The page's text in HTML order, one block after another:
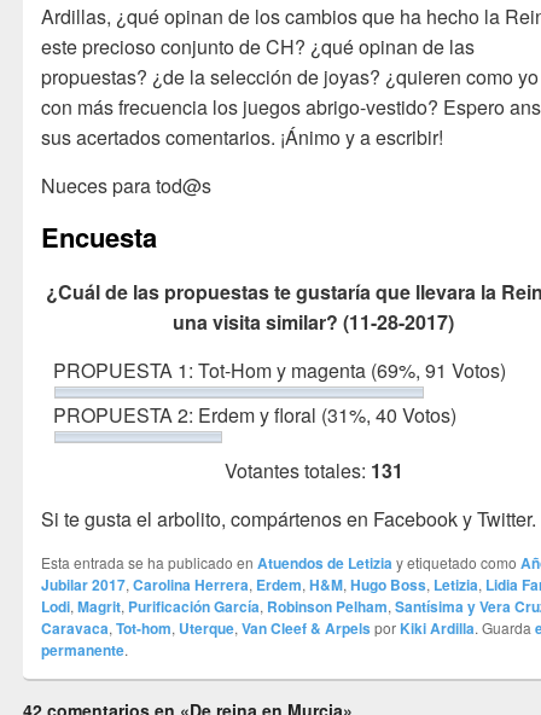
Ardillas, ¿qué opinan de los cambios que ha hecho la
este precioso conjunto de CH? ¿qué opinan de las
propuestas? ¿de la selección de joyas? ¿quieren como
con más frecuencia los juegos abrigo-vestido? Espero
sus acertados comentarios. ¡Ánimo y a escribir!
Nueces para tod@s
Encuesta
¿Cuál de las propuestas te gustaría que llevara la
una visita similar? (11-28-2017)
PROPUESTA 1: Tot-Hom y magenta (69%, 91 Votos)
PROPUESTA 2: Erdem y floral (31%, 40 Votos)
Votantes totales: 131
Si te gusta el arbolito, compártenos en Facebook y Twitter.
Esta entrada se ha publicado enAtuendos de Letizia y etiquetado como
Jubilar 2017,Carolina Herrera, Erdem,H&M,Hugo Boss, Letizia, Lidia
Lodi,Magrit, Purificación García, Robinson Pelham,Santísima y Vera
Caravaca,Tot-hom, Uterque,Van Cleef & Arpels por Kiki Ardilla. Guarda
permanente.
42 comentarios en «De reina en Murcia»